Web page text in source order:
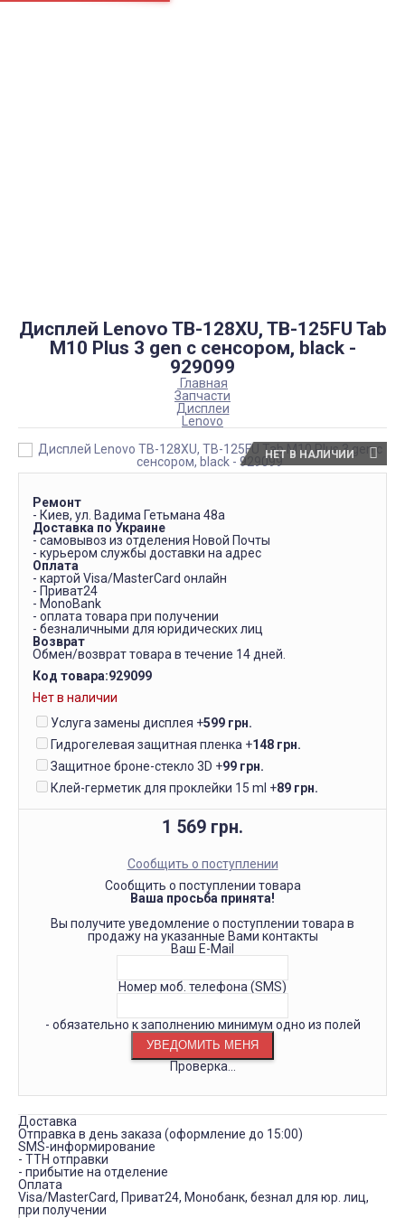
Дисплей Lenovo TB-128XU, TB-125FU Tab
M10 Plus 3 gen с сенсором, black -
929099
Главная
Запчасти
Дисплеи
Lenovo
НЕТ В НАЛИЧИИ
Ремонт
- Киев, ул. Вадима Гетьмана 48а
Доставка по Украине
- самовывоз из отделения Новой Почты
- курьером службы доставки на адрес
Оплата
- картой Visa/MasterCard онлайн
- Приват24
- MonoBank
- оплата товара при получении
- безналичными для юридических лиц
Возврат
Обмен/возврат товара в течение 14 дней.
Код товара:929099
Нет в наличии
Услуга замены дисплея +599 грн.
Гидрогелевая защитная пленка +148 грн.
Защитное броне-стекло 3D +99 грн.
Клей-герметик для проклейки 15 ml +89 грн.
1 569 грн.
Сообщить о поступлении
Сообщить о поступлении товара
Ваша просьба принята!
Вы получите уведомление о поступлении товара в
продажу на указанные Вами контакты
Ваш E-Mail
Номер моб. телефона (SMS)
- обязательно к заполнению минимум одно из полей
Проверка...
Доставка
Отправка в день заказа (оформление до 15:00)
SMS-информирование
- ТТН отправки
- прибытие на отделение
Оплата
Visa/MasterCard, Приват24, Монобанк, безнал для юр. лиц,
при получении